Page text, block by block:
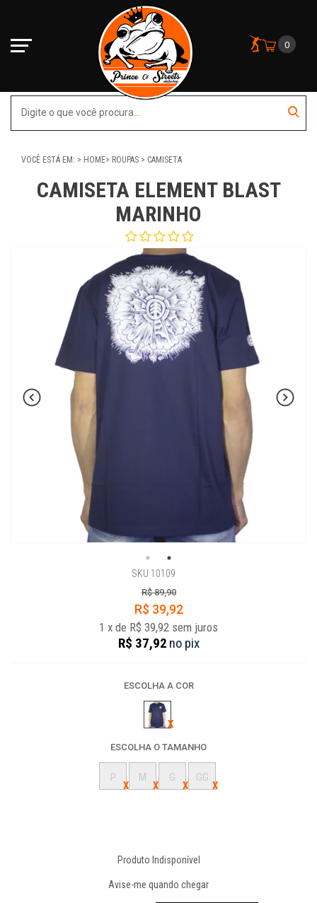
0
VOCÊ ESTÁ EM: HOME ROUPAS CAMISETA
CAMISETA ELEMENT BLAST
MARINHO
SKU 10109
R$ 89,90
R$ 39,92
1 x de R$ 39,92 sem juros
R$ 37,92 no pix
ESCOLHA A COR
ESCOLHA O TAMANHO
P M G GG
Produto Indisponível
Avise-me quando chegar